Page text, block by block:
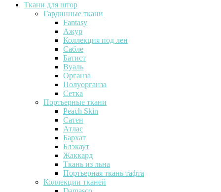
Ткани для штор
Гардинные ткани
Fantasy
Ажур
Коллекция под лен
Сабле
Батист
Вуаль
Органза
Полуорганза
Сетка
Портьерные ткани
Peach Skin
Сатен
Атлас
Бархат
Блэкаут
Жаккард
Ткань из льна
Портьерная ткань тафта
Коллекции тканей